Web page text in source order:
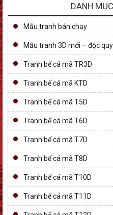
DANH
Mẫu tranh bán chạy
Mẫu tranh 3D mới – độc
Tranh bể cá mã TR3D
Tranh bể cá mã KTD
Tranh bể cá mã T5D
Tranh bể cá mã T6D
Tranh bể cá mã T7D
Tranh bể cá mã T8D
Tranh bể cá mã T10D
Tranh bể cá mã T11D